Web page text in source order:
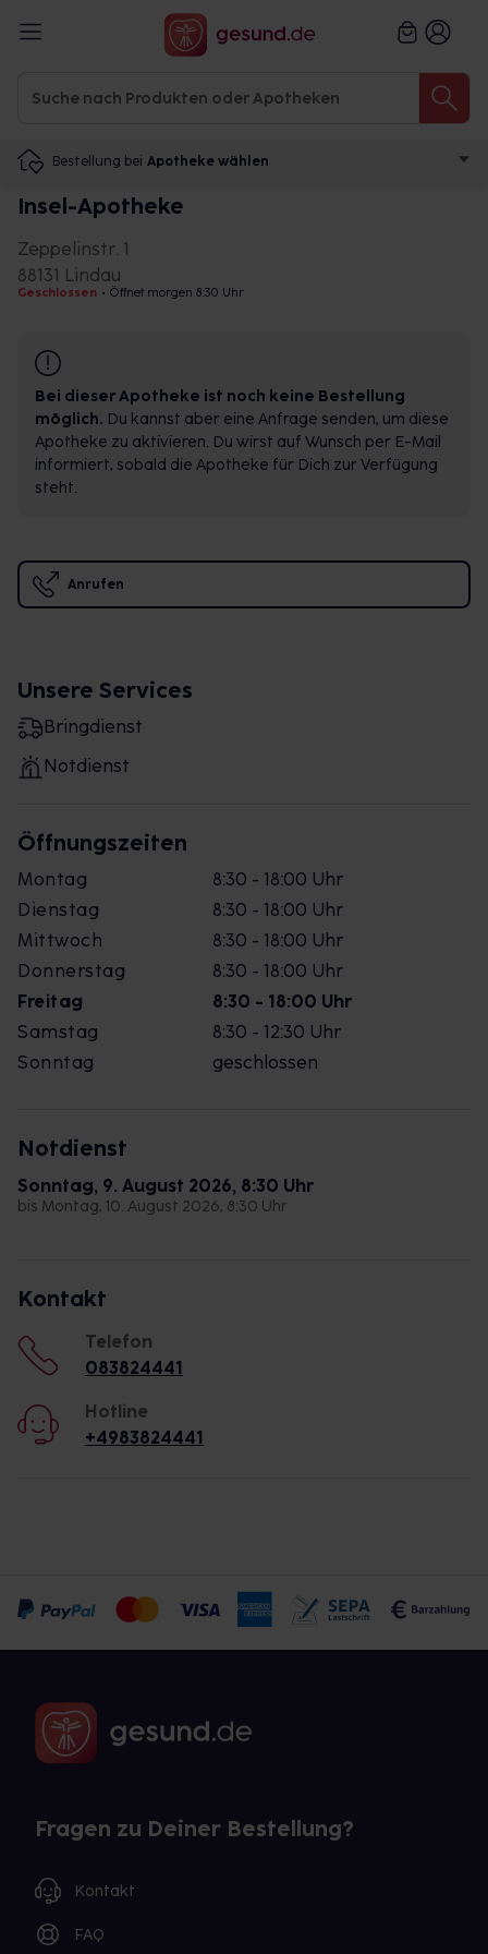
Bestellung bei Apotheke wählen
Insel-Apotheke
Zeppelinstr. 1
88131 Lindau
Geschlossen • Öffnet morgen 8:30 Uhr
Bei dieser Apotheke ist noch keine Bestellung
möglich. Du kannst aber eine Anfrage senden, um diese
Apotheke zu aktivieren. Du wirst auf Wunsch per E-Mail
informiert, sobald die Apotheke für Dich zur Verfügung
steht.
Anrufen
Unsere Services
Bringdienst
Notdienst
Öffnungszeiten
Montag
8:30 - 18:00 Uhr
Dienstag
8:30 - 18:00 Uhr
Mittwoch
8:30 - 18:00 Uhr
Donnerstag
8:30 - 18:00 Uhr
Freitag
8:30 - 18:00 Uhr
Samstag
8:30 - 12:30 Uhr
Sonntag
geschlossen
Notdienst
Sonntag, 9. August 2026, 8:30 Uhr
bis Montag, 10. August 2026, 8:30 Uhr
Kontakt
Telefon
083824441
Hotline
+4983824441
Fragen zu Deiner Bestellung?
Kontakt
FAQ